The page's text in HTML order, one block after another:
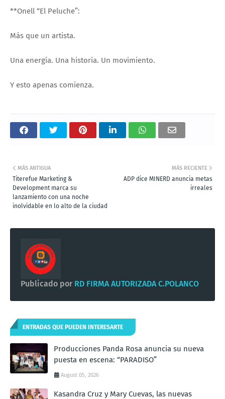
**Onell “El Peluche”:
Más que un artista.
Una energía. Una historia. Un movimiento.
Y esto apenas comienza.
MÁS RECIENTE
ADP dice MINERD anuncia metas
irreales
MÁS ANTIGUA
Titerefue Marketing &
Development marca su
lanzamiento con una noche
inolvidable en lo alto de la ciudad
Publicado por RD FIRMA AUTORIZADA C.POLANCO
ENTRADAS QUE PUEDEN INTERESARTE
Producciones Panda Rosa anuncia su nueva
puesta en escena: “PARADISO”
August 05, 2026
Kasandra Cruz y Mary Cuevas, las nuevas